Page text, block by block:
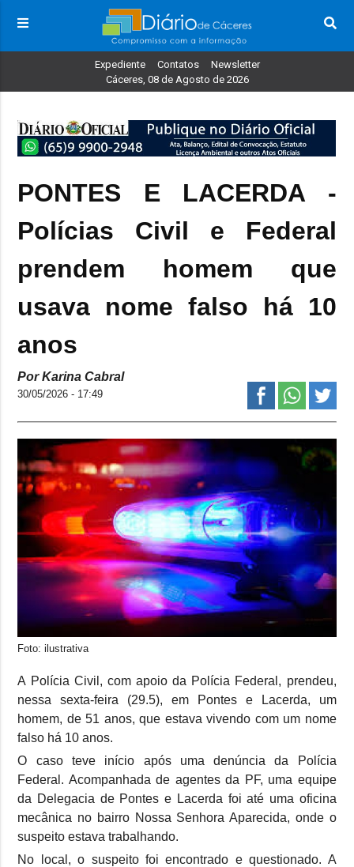
Expediente Contatos
Newsletter
Cáceres, 08 de Agosto de 2026
PONTES E LACERDA -
Polícias Civil e Federal
prendem homem que
usava nome falso há 10
anos
Por Karina Cabral
30/05/2026 - 17:49
Foto: ilustrativa
A Polícia Civil, com apoio da Polícia Federal, prendeu,
nessa sexta-feira (29.5), em Pontes e Lacerda, um
homem, de 51 anos, que estava vivendo com um nome
falso há 10 anos.
O caso teve início após uma denúncia da Polícia
Federal. Acompanhada de agentes da PF, uma equipe
da Delegacia de Pontes e Lacerda foi até uma oficina
mecânica no bairro Nossa Senhora Aparecida, onde o
suspeito estava trabalhando.
No local, o suspeito foi encontrado e questionado. A